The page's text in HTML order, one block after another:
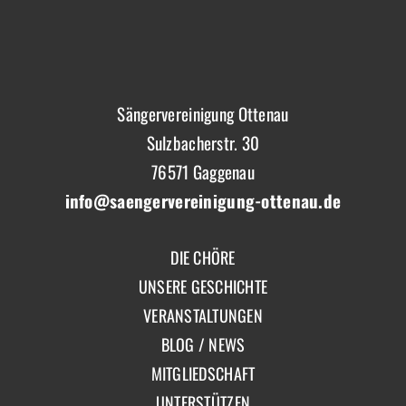
Sängervereinigung Ottenau
Sulzbacherstr. 30
76571 Gaggenau
info@saengervereinigung-ottenau.de
DIE CHÖRE
UNSERE GESCHICHTE
VERANSTALTUNGEN
BLOG / NEWS
MITGLIEDSCHAFT